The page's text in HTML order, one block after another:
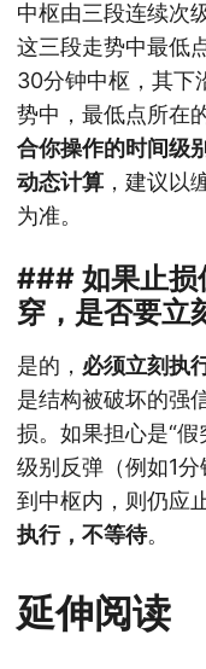
中枢由三段连续次
这三段走势中最低
30分钟中枢，其下
势中，最低点所在
合你操作的时间级
动态计算 ，建议以
为准。
### 如果止损
穿，是否要立
是的， 必须立刻执
是结构被破坏的强
损。如果担心是“
级别反弹（例如1
到中枢内，则仍应
执行，不等待。
延伸阅读